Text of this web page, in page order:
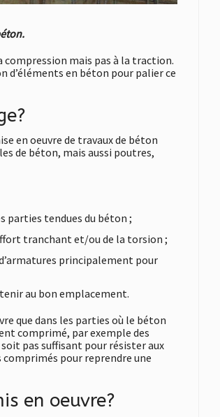
compression mais pas à la traction.
d’éléments en béton pour palier ce
en oeuvre de travaux de béton
de béton, mais aussi poutres,
parties tendues du béton ;
tranchant et/ou de la torsion ;
principalement pour
au bon emplacement.
que dans les parties où le béton
comprimé, par exemple des
pas suffisant pour résister aux
pour reprendre une
en oeuvre?